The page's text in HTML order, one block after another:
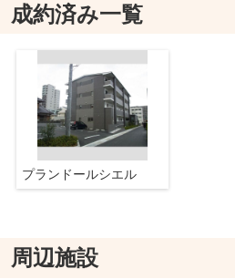
成約済み一覧
プランドールシエル
周辺施設